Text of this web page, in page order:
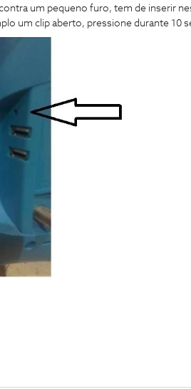
um pequeno furo, tem de inserir
um clip aberto, pressione durante 10